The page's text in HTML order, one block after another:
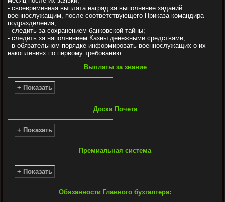
- своевременная выплата наград за выполнение заданий
военнослужащим, после соответствующего Приказа командира
подразделения;
- следить за сохранением банковской тайны;
- следить за наполнением Казны денежными средствами;
- в обязательном порядке информировать военнослужащих о их
накоплениях по первому требованию.
Выплаты за звание
+ Показать
Доска Почета
+ Показать
Премиальная система
+ Показать
Обязанности Главного бухгалтера: